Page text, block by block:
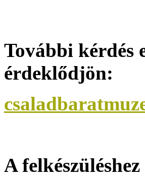
További kérdés
érdeklődjön:
A